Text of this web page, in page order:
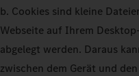
b. Cookies sind kleine
Webseite auf Ihrem
abgelegt werden. Daraus
zwischen dem Gerät und